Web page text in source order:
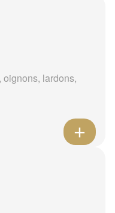
lardons,